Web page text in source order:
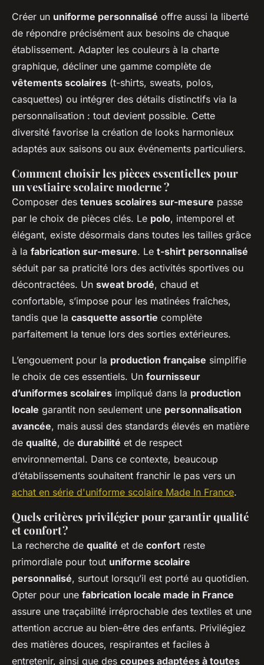
Créer un uniforme personnalisé offre aussi la liberté
de répondre précisément aux besoins de chaque
établissement. Adapter les couleurs à la charte
graphique, décliner une gamme complète de
vêtements scolaires (t-shirts, sweats, polos,
casquettes) ou intégrer des détails distinctifs via la
personnalisation : tout devient possible. Cette
diversité favorise la création de looks harmonieux
adaptés aux saisons ou aux événements particuliers.
Comment choisir les pièces essentielles pour
un vestiaire scolaire moderne ?
Composer des tenues scolaires sur-mesure passe
par le choix de pièces clés. Le polo, intemporel et
élégant, existe désormais dans toutes les tailles grâce
à la fabrication sur-mesure. Le t-shirt personnalisé
séduit par sa praticité lors des activités sportives ou
décontractées. Un sweat brodé, chaud et
confortable, s’impose pour les matinées fraîches,
tandis que la casquette assortie complète
parfaitement la tenue lors des sorties extérieures.
L’engouement pour la production française simplifie
le choix de ces essentiels. Un fournisseur
d’uniformes scolaires impliqué dans la production
locale garantit non seulement une personnalisation
avancée, mais aussi des standards élevés en matière
de qualité, de durabilité et de respect
environnemental. Dans ce contexte, beaucoup
d’établissements souhaitent franchir le pas vers un
achat en série d'uniforme scolaire Made In France.
Quels critères privilégier pour garantir qualité
et confort ?
La recherche de qualité et de confort reste
primordiale pour tout uniforme scolaire
personnalisé, surtout lorsqu’il est porté au quotidien.
Opter pour une fabrication locale made in France
assure une traçabilité irréprochable des textiles et une
attention accrue au bien-être des enfants. Privilégiez
des matières douces, respirantes et faciles à
entretenir, ainsi que des coupes adaptées à toutes